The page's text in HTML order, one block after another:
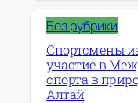
Без рубрики
Спортсмены
участие в
спорта в
Алтай